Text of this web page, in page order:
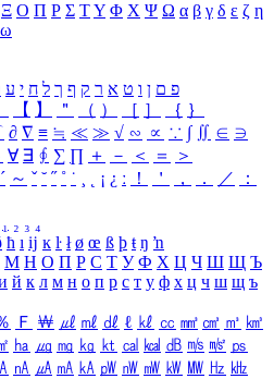
Ξ Ο Π Ρ Σ ΤΥ Φ Χ Ψ Ω α β γ δ ε ζ η
ω
פ ם ן ו ט א ר ק ף ך ל ח י ע
【 】 ＂ （ ） ［ ］ ｛ ｝
∂ ∇ ≡ ≒ ≪ ≫ √ ∽ ∝ ∵ ∫ ∬ ∈ ∋
∀ ∃ ∮ ∑ ∏ ＋ － ＜ ＝
＞
´ ～ ˇ ˘ ˝ ˚ ˙ ¸ ¡ ¿ ː ！ ＇ ， ． ／
：
₁ ₂ ₃ ₄
ħ ı ĳ ĸ ŀ ł ø œ ß þ ŧ ŋ ŉ
М Н О П Р С Т У Ф Х Ц Ч Ш Щ Ъ
й к л м н о п р с т у ф х ц ч ш щ ъ
Ｆ ￦ ㎕ ㎖ ㎗ ℓ ㎘ ㏄ ㎣ ㎤ ㎥ ㎦
㏊ ㎍ ㎎ ㎏ ㏏ ㎈ ㎉ ㏈ ㎧ ㎨ ㎰
㎁ ㎂ ㎃ ㎄ ㎺ ㎻ ㎽ ㎾ ㎿ ㎐ ㎑